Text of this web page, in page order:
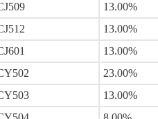
13.00%
13.00%
13.00%
23.00%
13.00%